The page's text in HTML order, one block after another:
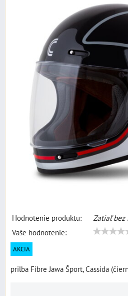
Hodnotenie produktu:
Zatiaľ bez
Vaše hodnotenie:
AKCIA
prilba Fibre Jawa Šport, Cassida